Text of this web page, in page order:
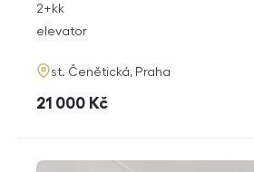
rozměry
disposition
2+kk
funkce
elevator
adresa
st. Čenětická, Praha
cena
21 000 Kč